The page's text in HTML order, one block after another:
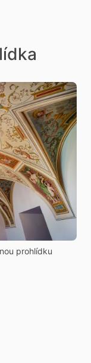
prohlídku